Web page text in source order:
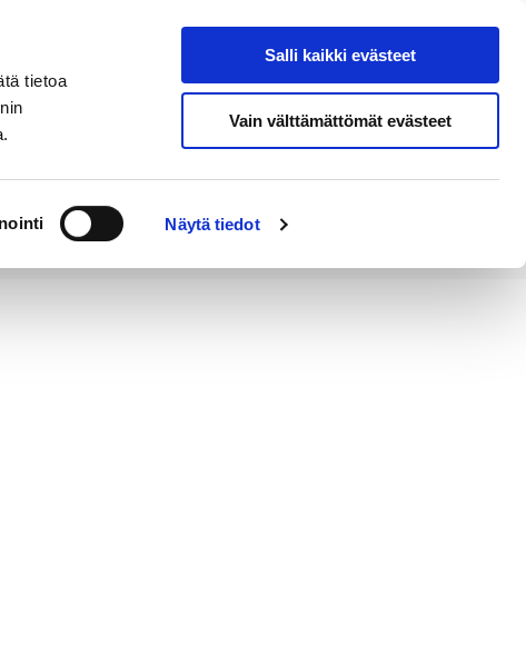
tietoa
Näytä tiedot
Salli kaikki evästeet
Vain välttämättömät evästeet
Hae sivustolta